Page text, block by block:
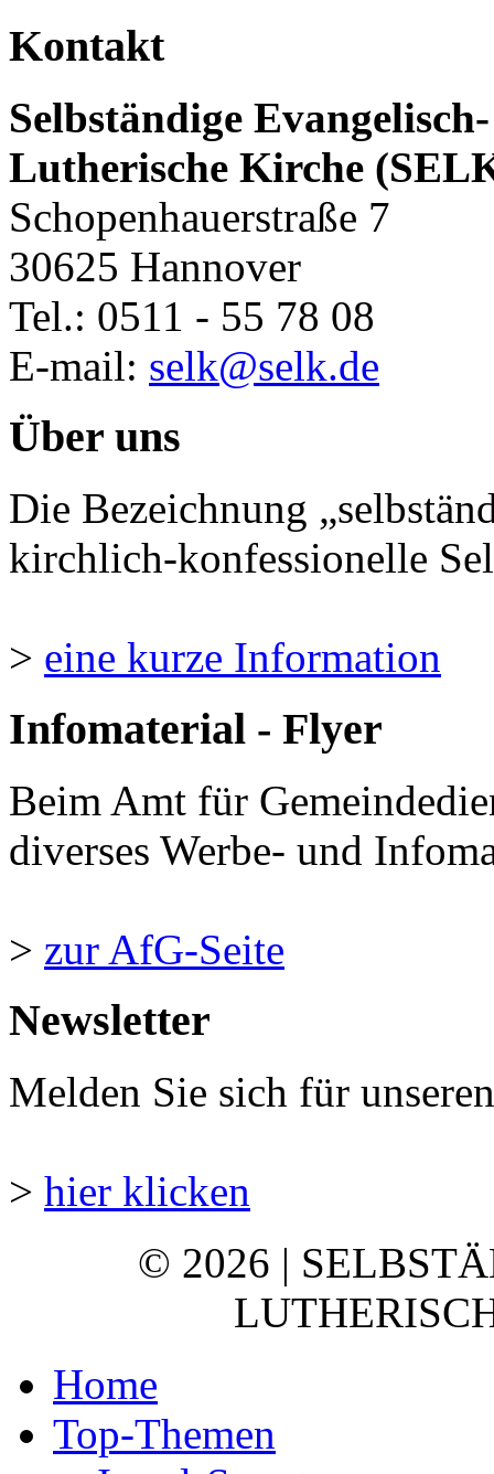
Kontakt
Selbständige Evangelisch-
Lutherische Kirche
Schopenhauerstraße 7
30625 Hannover
Tel.: 0511 - 55 78 08
E-mail: selk@selk.de
Über uns
Die Bezeichnung
kirchlich-konfessionelle
> eine kurze Information
Infomaterial - Flyer
Beim Amt für
diverses Werbe- und
> zur AfG-Seite
Newsletter
Melden Sie sich für
> hier klicken
© 2026 |
Home
Top-Themen